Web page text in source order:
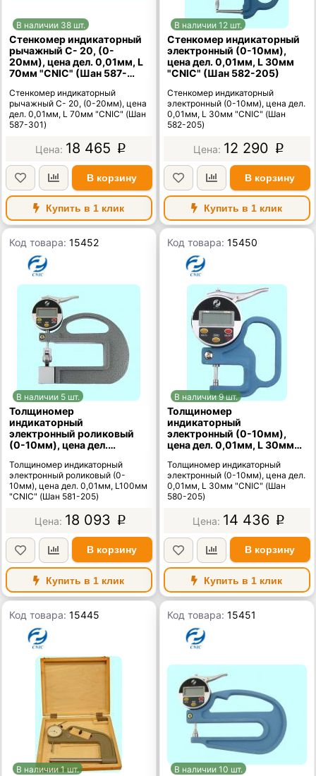
В наличии 38 шт.
Стенкомер индикаторный
рычажный С- 20, (0-
20мм), цена дел. 0,01мм, L
70мм "CNIC" (Шан 587-
Стенкомер индикаторный
рычажный С- 20, (0-20мм), цена
дел. 0,01мм, L 70мм "CNIC" (Шан
587-301)
18 465 p
В корзину
Купить в 1 клик
В наличии 12 шт.
Стенкомер индикаторный
электронный (0-10мм),
цена дел. 0,01мм, L 30мм
"CNIC" (Шан 582-205)
Стенкомер индикаторный
электронный (0-10мм), цена дел.
0,01мм, L 30мм "CNIC" (Шан
582-205)
12 290 p
В корзину
Купить в 1 клик
Код товара:15452
В наличии 5 шт.
Толщиномер
индикаторный
электронный роликовый
(0-10мм), цена дел.
(Шан 581-205)
Толщиномер индикаторный
электронный роликовый (0-
10мм), цена дел. 0,01мм, L100мм
"CNIC" (Шан 581-205)
18 093 p
В корзину
Купить в 1 клик
Код товара:15450
В наличии 9 шт.
Толщиномер
индикаторный
электронный (0-10мм),
цена дел. 0,01мм, L 30мм
Толщиномер индикаторный
электронный (0-10мм), цена дел.
0,01мм, L 30мм "CNIC" (Шан
580-205)
14 436 p
В корзину
Купить в 1 клик
Код товара:15445
В наличии 1 шт.
Код товара:15451
В наличии 10 шт.